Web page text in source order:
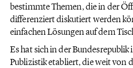
bestimmte Themen, die in der
differenziert diskutiert werden
einfachen Lösungen auf dem
Es hat sich in der
Publizistik etabliert, die weit von